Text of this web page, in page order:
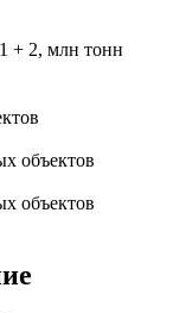
+ 2, млн тонн
объектов
объектов